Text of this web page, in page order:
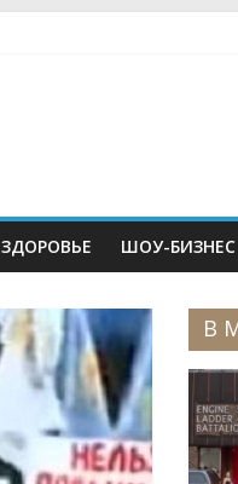
ЗДОРОВЬЕ ШОУ-БИЗНЕС
В